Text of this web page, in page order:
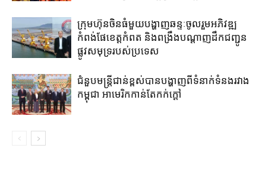
ក្រុមហ៊ុនចិន​ធំមួយ​បង្ហាញ​ឆន្ទៈ​ចូលរួម​អភិវឌ្ឍ​
កំពង់ផែខេត្តកំពត​ និង​ពង្រឹង​បណ្តាញ​ដឹក​ជញ្ជូន​
ផ្លូវ​សមុទ្រ​របស់​ប្រទេស​
ជំនួបមន្រ្តីជាន់ខ្ពស់បានបង្ហាញពីទំនាក់ទំនងរវាង
កម្ពុជា អាមេរិកកាន់តែកក់ក្តៅ